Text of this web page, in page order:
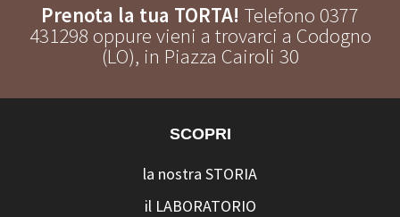
Prenota la tua TORTA! Telefono 0377
431298 oppure vieni a trovarci a Codogno
(LO), in Piazza Cairoli 30
SCOPRI
la nostra STORIA
il LABORATORIO